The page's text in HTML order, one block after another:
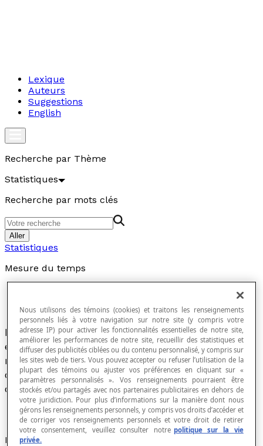
Lexique
Auteurs
Suggestions
English
Recherche par Thème
Statistiques
Recherche par mots clés
Aller
Statistiques
Mesure du temps
Nombre servant à exprimer unedurée , la durée
étant un espace de temps qui s'écoule par
rapport à un phénomène, entre deux limites
observées ou observables, soit le début et la fin
du phénomène.
Exemples
Nous utilisons des témoins (cookies) et traitons les renseignements
personnels liés à votre navigation sur notre site (y compris votre
adresse IP) pour activer les fonctionnalités essentielles de notre site,
améliorer les performances de notre site, recueillir des statistiques et
diffuser des publicités ciblées ou du contenu personnalisé, y compris sur
les sites web de tiers. Vous pouvez accepter ou refuser l’utilisation de la
plupart des témoins ou ajuster vos préférences en cliquant sur «
paramètres personnalisés ». Vos renseignements pourraient être
stockés et/ou partagés avec nos partenaires publicitaires en dehors de
votre juridiction. Pour plus d’informations sur la manière dont nous
gérons les renseignements personnels, y compris vos droits d’accéder et
de corriger vos renseignements personnels et votre droit de retirer
votre consentement, veuillez consulter notre politique sur la vie
privée.